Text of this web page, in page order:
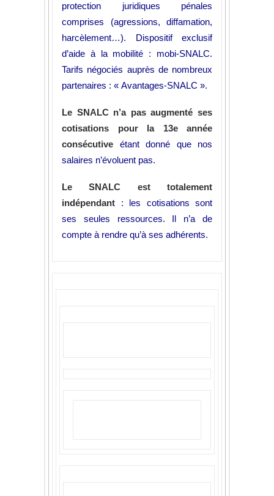
protection juridiques pénales
comprises (agressions, diffamation,
harcèlement…). Dispositif exclusif
d’aide à la mobilité : mobi-SNALC.
Tarifs négociés auprès de nombreux
partenaires : « Avantages-SNALC ».
Le SNALC n’a pas augmenté ses
cotisations pour la 13e année
consécutive étant donné que nos
salaires n’évoluent pas.
Le SNALC est totalement
indépendant : les cotisations sont
ses seules ressources. Il n’a de
compte à rendre qu’à ses adhérents.